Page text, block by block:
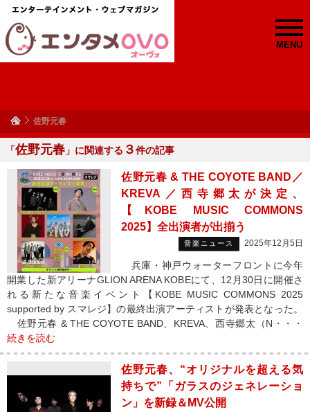
MENU
佐野元春
「佐野元春」に関連する ３件の記事
佐野元春 & THE COYOTE BAND／
KREVA／西寺郷太が決定、
【KOBE MUSIC COMMONS
2025】全出演者が出揃う
音楽ニュース 2025年12月5日
兵庫・神戸ウォーターフロントに今年
開業した新アリーナGLION ARENA KOBEにて、12月30日に開催さ
れる新たな音楽イベント【KOBE MUSIC COMMONS 2025
supported by スマレジ】の最終出演アーティストが発表となった。
佐野元春 & THE COYOTE BAND、KREVA、西寺郷太（N・・・
続きを読む
佐野元春、“オリジナルを超える気
持ちで”「ガラスのジェネレーショ
ン」を新録＆MV公開